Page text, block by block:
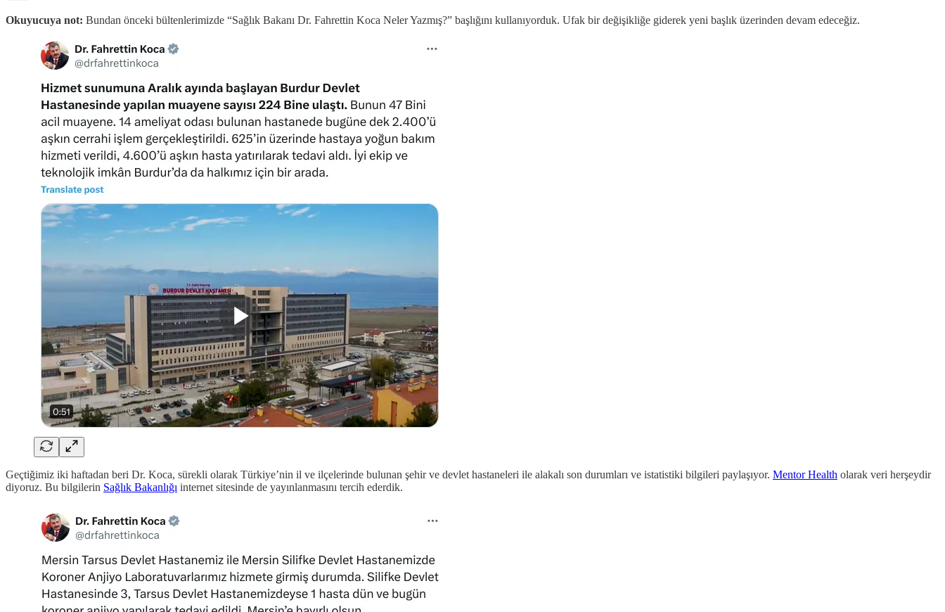
Okuyucuya not: Bundan önceki bültenlerimizde “Sağlık Bakanı Dr. Fahrettin Koca Neler Yazmış?” başlığını kullanıyorduk. Ufak bir değişikliğe giderek yeni başlık üzerinden devam edeceğiz.
Geçtiğimiz iki haftadan beri Dr. Koca, sürekli olarak Türkiye’nin il ve ilçelerinde bulunan şehir ve devlet hastaneleri ile alakalı son durumları ve istatistiki bilgileri paylaşıyor. Mentor Health olarak veri herşeydir
diyoruz. Bu bilgilerin Sağlık Bakanlığı internet sitesinde de yayınlanmasını tercih ederdik.